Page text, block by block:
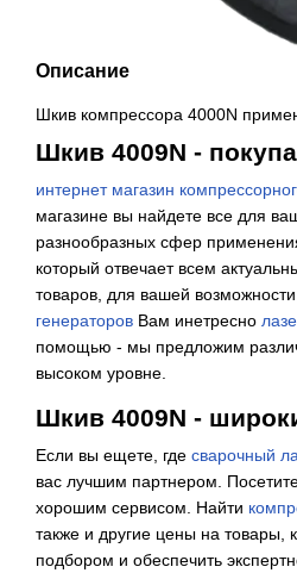
Описание
Шкив компрессора 4000N
Шкив 4009N -
интернет магазин
магазине вы найдете все для
разнообразных сфер
который отвечает всем
товаров, для вашей
генераторов Вам инетресно
помощью - мы предложим
высоком уровне.
Шкив 4009N -
Если вы ещете, где сварочный
вас лучшим партнером.
хорошим сервисом. Найти
также и другие цены на
подбором и обеспечить